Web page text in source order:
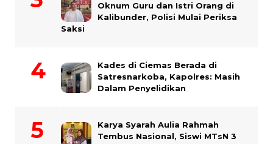
Oknum Guru dan Istri Orang di
Kalibunder, Polisi Mulai Periksa
Saksi
Kades di Ciemas Berada di
Satresnarkoba, Kapolres: Masih
Dalam Penyelidikan
Karya Syarah Aulia Rahmah
Tembus Nasional, Siswi MTsN 3